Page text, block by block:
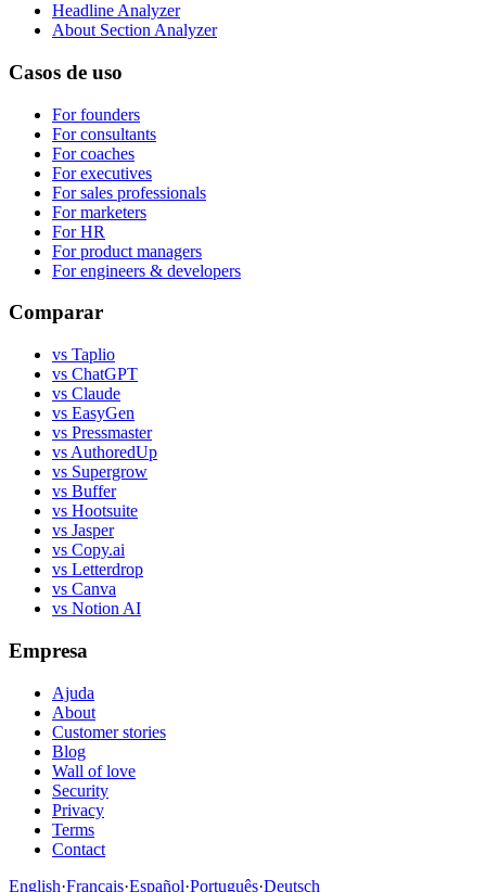
Headline Analyzer
About Section Analyzer
Casos de uso
For founders
For consultants
For coaches
For executives
For sales professionals
For marketers
For HR
For product managers
For engineers & developers
Comparar
vs Taplio
vs ChatGPT
vs Claude
vs EasyGen
vs Pressmaster
vs AuthoredUp
vs Supergrow
vs Buffer
vs Hootsuite
vs Jasper
vs Copy.ai
vs Letterdrop
vs Canva
vs Notion AI
Empresa
Ajuda
About
Customer stories
Blog
Wall of love
Security
Privacy
Terms
Contact
English·Français·Español·Português·Deutsch